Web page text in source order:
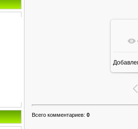
Всего комментариев: 0